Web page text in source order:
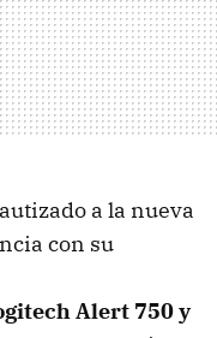
a la nueva
con su
Alert 750 y